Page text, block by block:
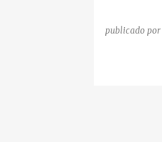
publicado por